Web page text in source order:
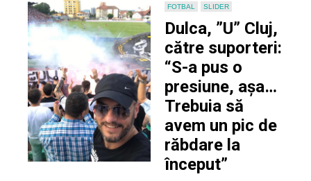
FOTBAL SLIDER
Dulca, ”U” Cluj,
către suporteri:
“S-a pus o
presiune, aşa…
Trebuia să
avem un pic de
răbdare la
început”